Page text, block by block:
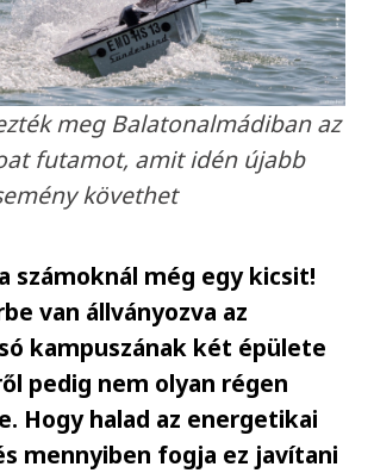
meg Balatonalmádiban az
futamot, amit idén újabb
követhet
számoknál még egy kicsit!
van állványozva az
kampuszának két épülete
pedig nem olyan régen
Hogy halad az energetikai
mennyiben fogja ez javítani